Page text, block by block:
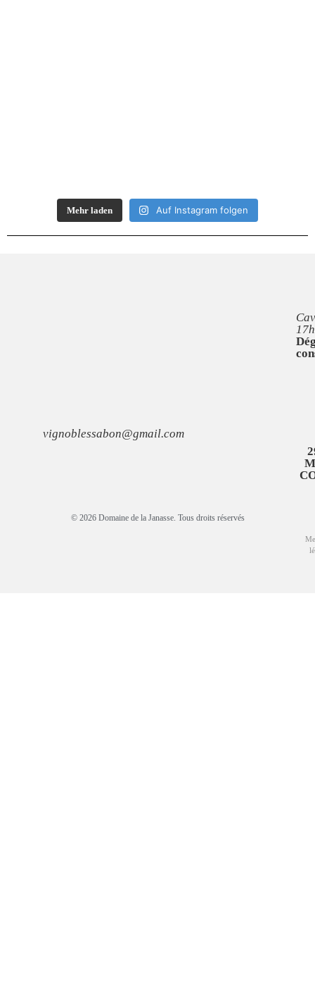
Mehr laden Auf Instagram folgen
vignoblessabon@gmail.com
© 2026 Domaine de la Janasse. Tous droits réservés